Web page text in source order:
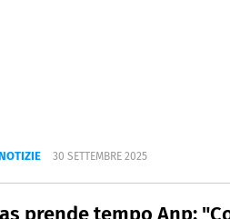
30 SETTEMBRE 2025